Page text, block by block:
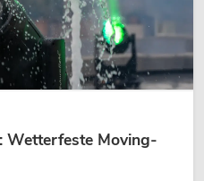
Wetterfeste Moving-